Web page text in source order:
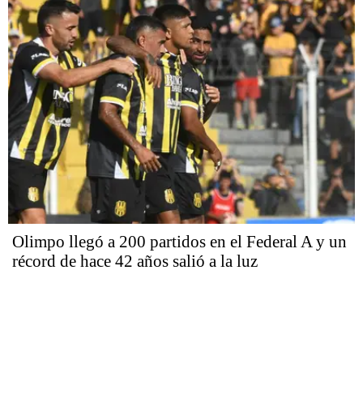
Olimpo llegó a 200 partidos en el Federal A y un
récord de hace 42 años salió a la luz